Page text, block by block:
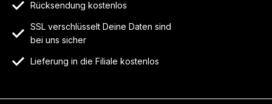
Rücksendung kostenlos
SSL verschlüsselt Deine Daten sind
bei uns sicher
Lieferung in die Filiale kostenlos